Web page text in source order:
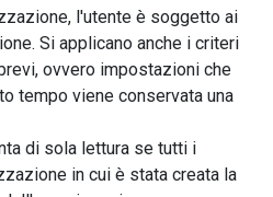
l'utente è soggetto ai
Si applicano anche i criteri
ovvero impostazioni che
tempo viene conservata una
di sola lettura se tutti i
in cui è stata creata la